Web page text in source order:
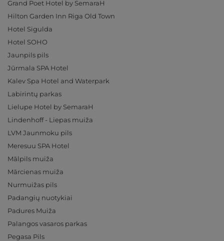
Grand Poet Hotel by SemaraH
Hilton Garden Inn Riga Old Town
Hotel Sigulda
Hotel SOHO
Jaunpils pils
Jūrmala SPA Hotel
Kalev Spa Hotel and Waterpark
Labirintų parkas
Lielupe Hotel by SemaraH
Lindenhoff - Liepas muiža
LVM Jaunmoku pils
Meresuu SPA Hotel
Mālpils muiža
Mārcienas muiža
Nurmuižas pils
Padangių nuotykiai
Padures Muiža
Palangos vasaros parkas
Pegasa Pils